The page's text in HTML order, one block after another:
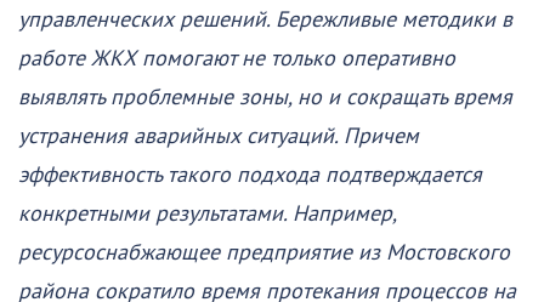
управленческих решений. Бережливые методики в
работе ЖКХ помогают не только оперативно
выявлять проблемные зоны, но и сокращать время
устранения аварийных ситуаций. Причем
эффективность такого подхода подтверждается
конкретными результатами. Например,
ресурсоснабжающее предприятие из Мостовского
района сократило время протекания процессов на